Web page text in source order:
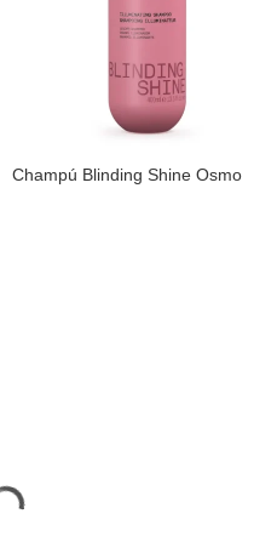
Champú Blinding Shine Osmo